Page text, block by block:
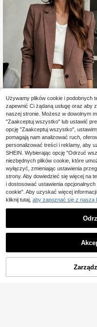
Damska jednolita marynarka z
oltem w serek i długim rękawem,
kka kurtka jednorzędowa w
e brązowym
110,51zł
KUP
Używamy plików cookie i podobnych
zapewnić Ci żądaną usługę oraz aby
naszej stronie. Możesz w dowolnym
"Zaakceptuj wszystko" lub ustawić
opcję "Zaakceptuj wszystko",
pomagają nam analizować ruch,
personalizować treści i reklamy, aby
SHEIN. Wybierając opcję "Odrzuć
niezbędnych plików cookie, które
wyłączyć, zmieniając ustawienia
strony. Aby dowiedzieć się więcej na
i dostosować ustawienia
cookie". Aby uzyskać więcej
kliknij tutaj, aby zapoznać się z naszą